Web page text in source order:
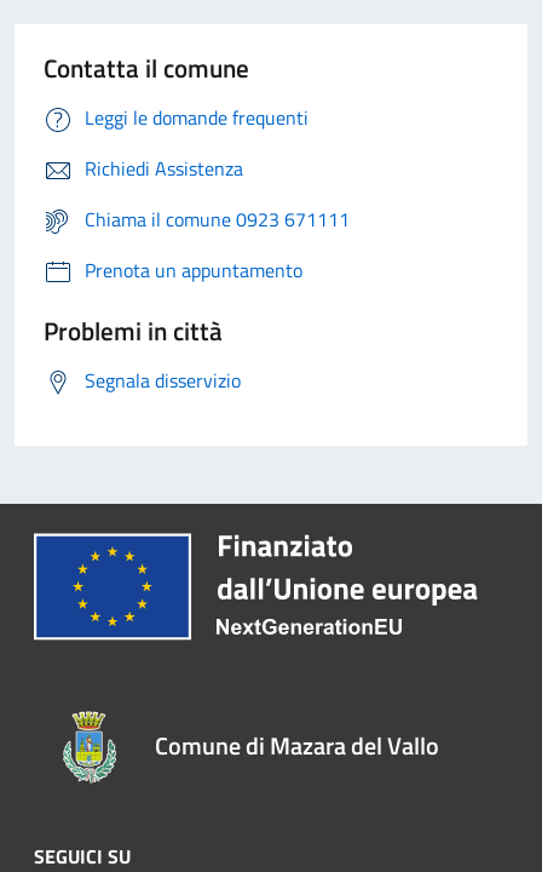
Contatta il comune
Leggi le domande frequenti
Richiedi Assistenza
Chiama il comune 0923 671111
Prenota un appuntamento
Problemi in città
Segnala disservizio
Comune di Mazara del Vallo
SEGUICI SU